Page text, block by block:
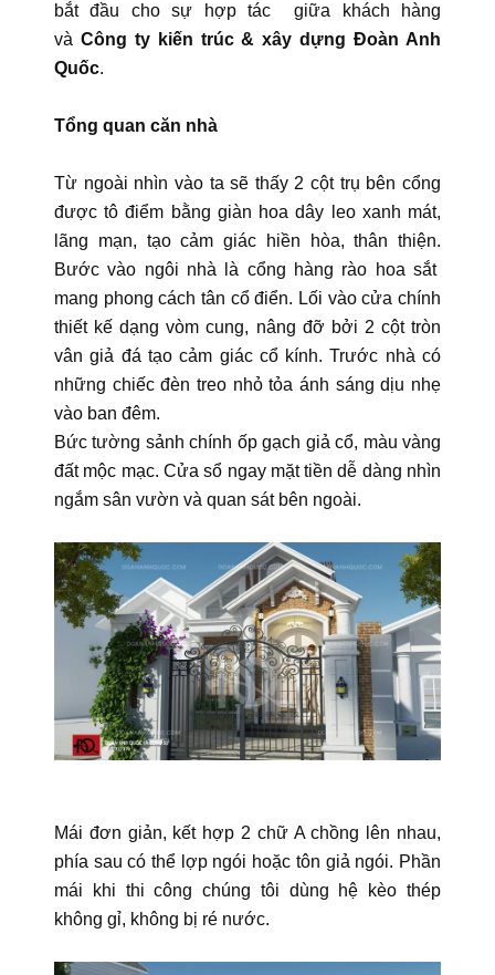
bắt đầu cho sự hợp tác giữa khách hàng
và Công ty kiến trúc & xây dựng Đoàn Anh
Quốc.
Tổng quan căn nhà
Từ ngoài nhìn vào ta sẽ thấy 2 cột trụ bên cổng
được tô điểm bằng giàn hoa dây leo xanh mát,
lãng mạn, tạo cảm giác hiền hòa, thân thiện.
Bước vào ngôi nhà là cổng hàng rào hoa sắt
mang phong cách tân cổ điển. Lối vào cửa chính
thiết kế dạng vòm cung, nâng đỡ bởi 2 cột tròn
vân giả đá tạo cảm giác cổ kính. Trước nhà có
những chiếc đèn treo nhỏ tỏa ánh sáng dịu nhẹ
vào ban đêm.
Bức tường sảnh chính ốp gạch giả cổ, màu vàng
đất mộc mạc. Cửa sổ ngay mặt tiền dễ dàng nhìn
ngắm sân vườn và quan sát bên ngoài.
Mái đơn giản, kết hợp 2 chữ A chồng lên nhau,
phía sau có thể lợp ngói hoặc tôn giả ngói. Phần
mái khi thi công chúng tôi dùng hệ kèo thép
không gỉ, không bị ré nước.